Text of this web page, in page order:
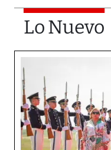
Lo Nuevo